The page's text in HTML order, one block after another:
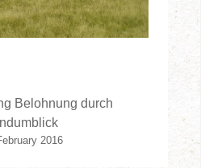
Belohnung durch
2016